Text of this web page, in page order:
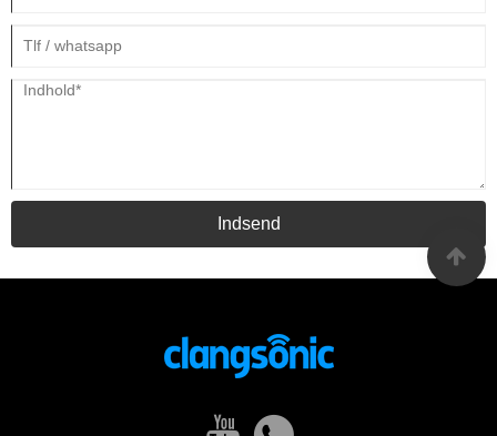
Indsend